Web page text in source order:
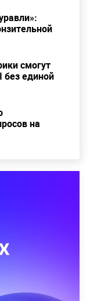
смогут
без единой
на